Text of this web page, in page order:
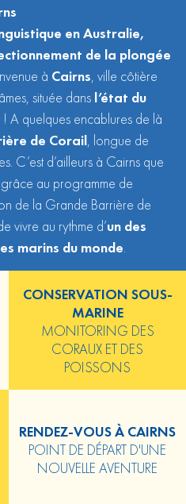
en Australie,
de la plongée
à Cairns, ville côtière
située dans l’état du
! A quelques encablures de là
de Corail, longue de
C’est d’ailleurs à Cairns que
au programme de
de la Grande Barrière de
vivre au rythme d’un des
marins du monde.
CONSERVATION SOUS-
MARINE
MONITORING DES
CORAUX ET DES
POISSONS
RENDEZ-VOUS À CAIRNS
POINT DE DÉPART D'UNE
NOUVELLE AVENTURE